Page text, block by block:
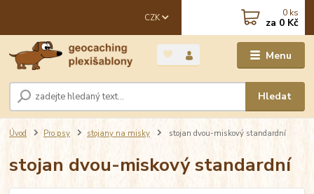
Menu
CZK
Hledat
0 ks
za 0 Kč
Úvod Pro psy stojany na misky stojan dvou-miskový standardní
stojan dvou-miskový standardní